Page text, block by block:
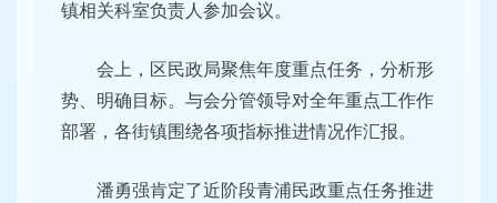
镇相关科室负责人参加会议。
会上，区民政局聚焦年度重点任务，分析形
势、明确目标。与会分管领导对全年重点工作作
部署，各街镇围绕各项指标推进情况作汇报。
潘勇强肯定了近阶段青浦民政重点任务推进